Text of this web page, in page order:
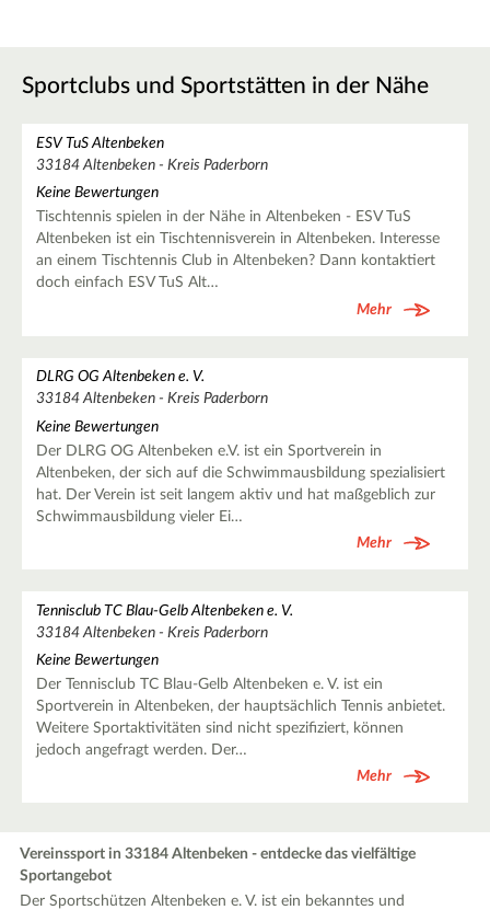
Sportclubs und Sportstätten in der Nähe
ESV TuS Altenbeken
33184 Altenbeken - Kreis Paderborn
Keine Bewertungen
Tischtennis spielen in der Nähe in Altenbeken - ESV TuS
Altenbeken ist ein Tischtennisverein in Altenbeken. Interesse
an einem Tischtennis Club in Altenbeken? Dann kontaktiert
doch einfach ESV TuS Alt…
Mehr
DLRG OG Altenbeken e. V.
33184 Altenbeken - Kreis Paderborn
Keine Bewertungen
Der DLRG OG Altenbeken e.V. ist ein Sportverein in
Altenbeken, der sich auf die Schwimmausbildung spezialisiert
hat. Der Verein ist seit langem aktiv und hat maßgeblich zur
Schwimmausbildung vieler Ei…
Mehr
Tennisclub TC Blau-Gelb Altenbeken e. V.
33184 Altenbeken - Kreis Paderborn
Keine Bewertungen
Der Tennisclub TC Blau-Gelb Altenbeken e. V. ist ein
Sportverein in Altenbeken, der hauptsächlich Tennis anbietet.
Weitere Sportaktivitäten sind nicht spezifiziert, können
jedoch angefragt werden. Der…
Mehr
Vereinssport in 33184 Altenbeken - entdecke das vielfältige
Sportangebot
Der Sportschützen Altenbeken e. V. ist ein bekanntes und